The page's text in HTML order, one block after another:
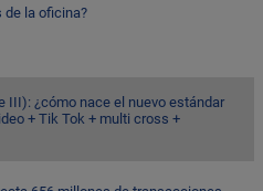
de la oficina?
III): ¿cómo nace el nuevo estándar
+ Tik Tok + multi cross +